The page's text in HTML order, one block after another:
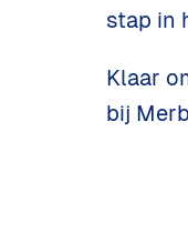
stap in
Klaar
bij